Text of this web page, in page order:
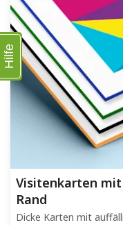
Visitenkarten
Rand
Dicke Karten mit
Hilfe